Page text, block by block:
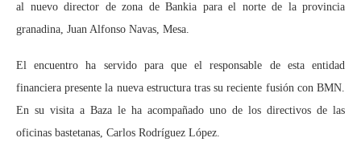
al nuevo director de zona de Bankia para el norte de la provincia
granadina, Juan Alfonso Navas, Mesa.
El encuentro ha servido para que el responsable de esta entidad
financiera presente la nueva estructura tras su reciente fusión con BMN.
En su visita a Baza le ha acompañado uno de los directivos de las
oficinas bastetanas, Carlos Rodríguez López.